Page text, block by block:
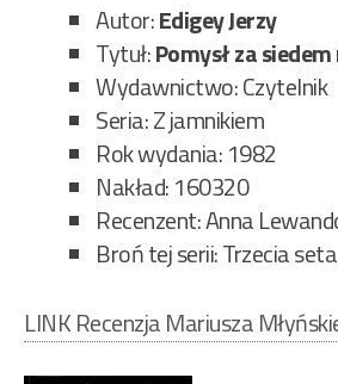
Autor:Edigey Jerzy
Tytuł:Pomysł za
Wydawnictwo: Czytelnik
Seria: Z jamnikiem
Rok wydania: 1982
Nakład: 160320
Recenzent: Anna
Broń tej serii: Trzecia seta
LINK Recenzja Mariusza